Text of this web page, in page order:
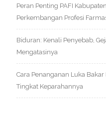
Peran Penting PAFI
Perkembangan Profesi
Biduran: Kenali Penyebab,
Mengatasinya
Cara Penanganan Luka
Tingkat Keparahannya